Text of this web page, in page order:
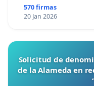
570 firmas
20 Jan 2026
Solicitud de
de la Alameda en